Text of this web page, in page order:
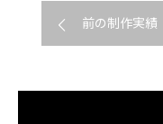
前の制作実績